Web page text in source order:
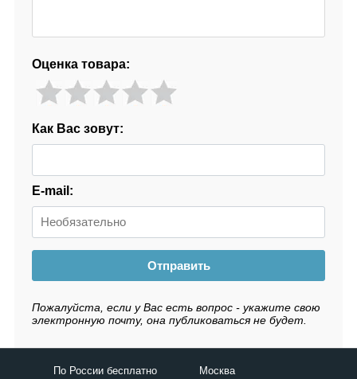
Оценка товара:
Как Вас зовут:
E-mail:
Отправить
Пожалуйста, если у Вас есть вопрос - укажите свою
электронную почту, она публиковаться не будет.
По России бесплатно Москва